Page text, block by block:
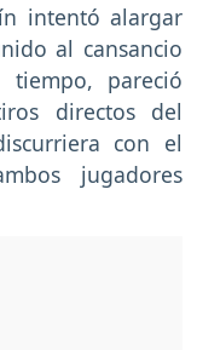
intentó alargar
al cansancio
pareció
directos del
con el
jugadores